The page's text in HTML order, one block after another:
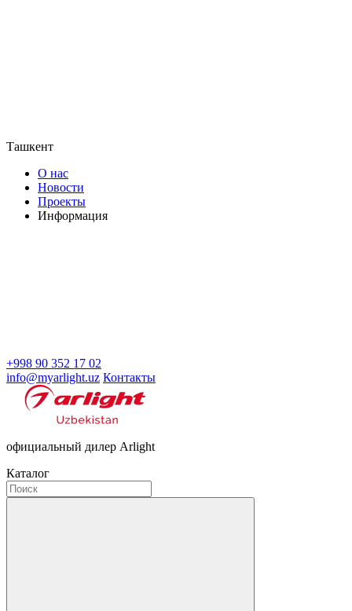
Ташкент
О нас
Новости
Проекты
Информация
+998 90 352 17 02
info@myarlight.uz Контакты
официальный дилер Arlight
Каталог